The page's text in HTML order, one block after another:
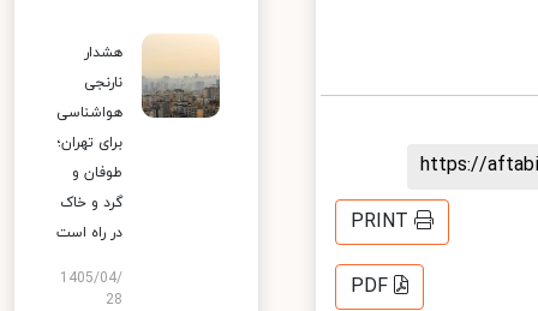
https://
PRINT
PDF
هشدار
نارنجی
هواشناسی
برای تهران؛
طوفان و
گرد و خاک
در راه است
1405/04/
28